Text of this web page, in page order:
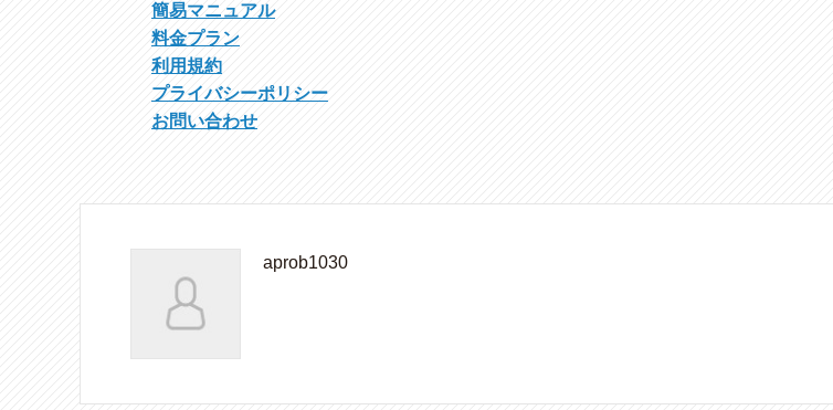
簡易マニュアル
料金プラン
利用規約
プライバシーポリシー
お問い合わせ
aprob1030